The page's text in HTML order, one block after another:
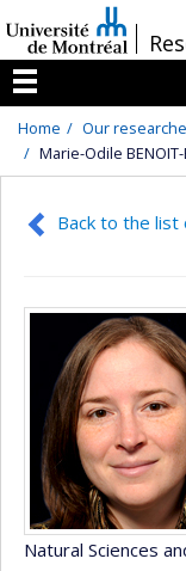
au
contenu
/
Menu
Home Our
Marie-Odile BENOIT-
Back to the
Natural Sciences